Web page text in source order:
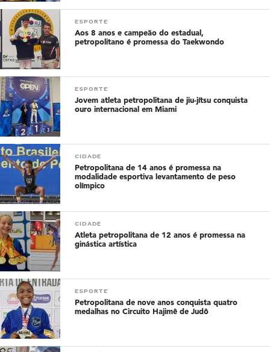
ESPORTE
Aos 8 anos e campeão do estadual,
petropolitano é promessa do Taekwondo
ESPORTE
Jovem atleta petropolitana de jiu-jítsu conquista
ouro internacional em Miami
CIDADE
Petropolitana de 14 anos é promessa na
modalidade esportiva levantamento de peso
olímpico
CIDADE
Atleta petropolitana de 12 anos é promessa na
ginástica artística
ESPORTE
Petropolitana de nove anos conquista quatro
medalhas no Circuito Hajimê de Judô